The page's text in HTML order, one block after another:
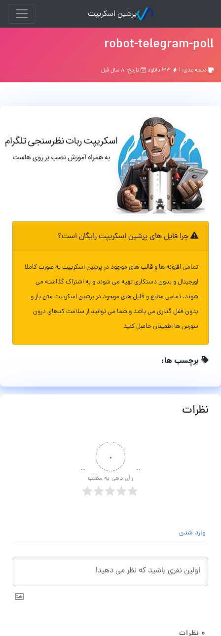
پرشین اسکریپت
robot-telegram-poll
دسته بندی: | تاریخ: ۸ سال قبل
چرا فایل های پرشین اسکریپت رایگان است؟
تمامی افزونه ها و قالب های موجود در پرشین اسکریپت به صورت کاملا
اورجینال و بدون دستکاری تهیه می شوند و به اشتراک گذاشته می
شوند. تمامی منابع و فایل های موجود در پرشین اسکریپت متن باز و
بدون قفل گذاری می باشد و شما می توانید از سلامت کدهای درون
سورس ها اطمینان حاصل کنید
برچسب ها:
نظرات
۰
رأی دهی به مطلب
وارد شدن
۰ نظرات